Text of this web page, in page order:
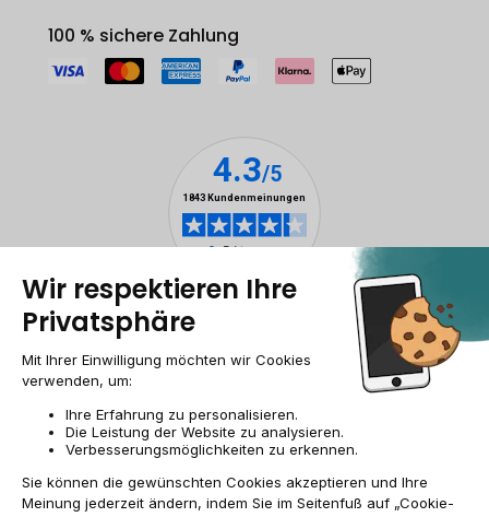
100 % sichere Zahlung
Impressum & ANB Allgemeine GeschäftsbedingungenCookies
Personenbezogener datenBarrierefreiheit